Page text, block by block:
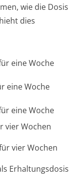
wie die Dosis
dies
eine Woche
eine Woche
eine Woche
vier Wochen
vier Wochen
Erhaltungsdosis